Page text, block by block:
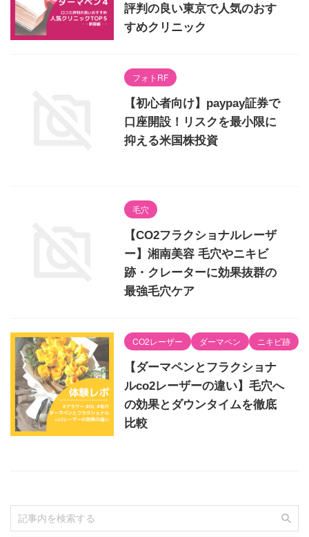
評判の良い東京で人気のおす
すめクリニック
フォトRF
【初心者向け】paypay証券で
口座開設！リスクを最小限に
抑える米国株投資
毛穴
【CO2フラクショナルレーザ
ー】湘南美容 毛穴やニキビ
跡・クレーターに効果抜群の
最強毛穴ケア
CO2レーザー ダーマペン ニキビ跡
【ダーマペンとフラクショナ
ルco2レーザーの違い】毛穴へ
の効果とダウンタイムを徹底
比較